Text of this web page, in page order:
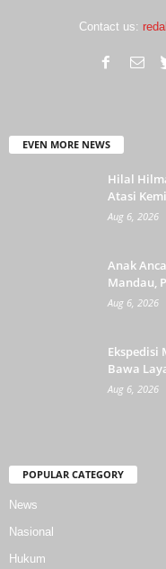
Contact us:
EVEN MORE NEWS
Hilal
Atasi
Aug 6, 2026
Anak
Mandau,
Aug 6, 2026
Ekspedisi
Bawa
Aug 6, 2026
POPULAR CATEGORY
News
Nasional
Hukum